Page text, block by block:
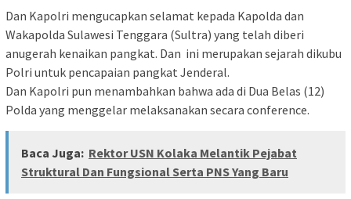
Dan Kapolri mengucapkan selamat kepada Kapolda dan
Wakapolda Sulawesi Tenggara (Sultra) yang telah diberi
anugerah kenaikan pangkat. Dan ini merupakan sejarah dikubu
Polri untuk pencapaian pangkat Jenderal.
Dan Kapolri pun menambahkan bahwa ada di Dua Belas (12)
Polda yang menggelar melaksanakan secara conference.
Baca Juga: Rektor USN Kolaka Melantik Pejabat
Struktural Dan Fungsional Serta PNS Yang Baru